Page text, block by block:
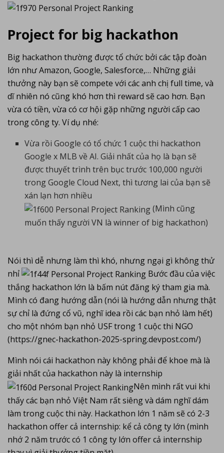
Project for big hackathon
Big hackathon thường được tổ chức bởi các tập đoàn
lớn như Amazon, Google, Salesforce,… Những giải
thưởng này bạn sẽ compete với các anh chị full time, và
dĩ nhiên nó cũng khó hơn thì reward sẽ cao hơn. Bạn
vừa có tiền, vừa có cơ hội gặp những người cấp cao
trong công ty. Ví dụ nhé:
Vừa rồi Google có tổ chức 1 cuộc thi hackathon
Google x MLB về AI. Giải nhất của họ là bạn sẽ
được thuyết trình trên bục trước 100,000 người
trong Google Cloud Next, thì tương lai của bạn sẽ
xán lạn hơn nhiều
(Mình cũng
muốn thấy người VN là winner of big hackathon)
Nói thì dễ nhưng làm thì khó, nhưng ngại gì không thử
nhỉ
Bước đầu của việc
thắng hackathon lớn là bấm nút đăng ký tham gia mà.
Mình có đang hướng dẫn (nói là hướng dẫn nhưng thật
sự chỉ là đứng cổ vũ, nghĩ idea rồi các bạn nhỏ làm hết)
cho một nhóm bạn nhỏ USF trong 1 cuộc thi NGO
(https://gnec-hackathon-2025-spring.devpost.com/)
Mình nói cái hackathon này không phải để khoe mà là
giải nhất của hackathon này là internship
Nên mình rất vui khi
thấy các bạn nhỏ Việt Nam rất siêng và dám nghĩ dám
làm trong cuộc thi này. Hackathon lớn 1 năm sẽ có 2-3
hackathon offer cả internship: kể cả công ty lớn (mình
nhớ 2 năm trước có 1 công ty lớn offer cả internship